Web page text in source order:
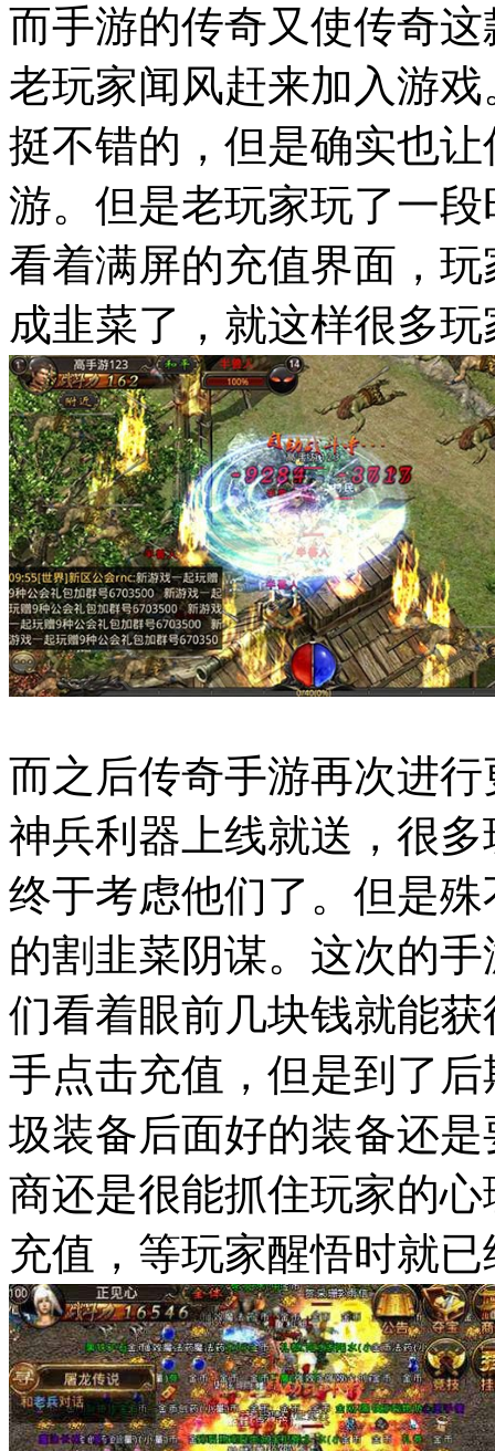
而手游的传奇又使传奇
老玩家闻风赶来加入游
挺不错的，但是确实也
游。但是老玩家玩了一
看着满屏的充值界面，
成韭菜了，就这样很多
而之后传奇手游再次进
神兵利器上线就送，很
终于考虑他们了。但是
的割韭菜阴谋。这次的
们看着眼前几块钱就能
手点击充值，但是到了
圾装备后面好的装备还
商还是很能抓住玩家的
充值，等玩家醒悟时就